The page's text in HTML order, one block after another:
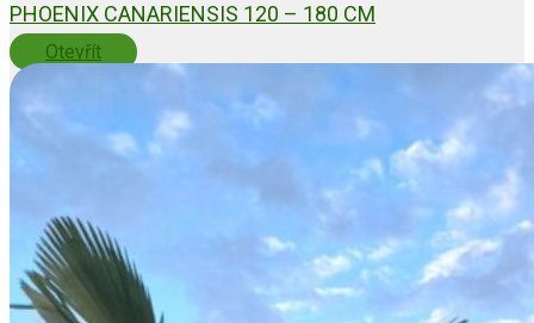
PHOENIX CANARIENSIS 120 – 180 CM
Otevřít